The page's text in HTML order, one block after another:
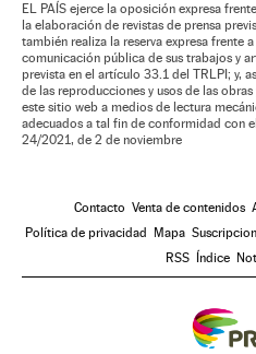
EL PAÍS ejerce la oposición expresa
la elaboración de revistas de prensa
también realiza la reserva expresa frente
comunicación pública de sus trabajos y
prevista en el artículo 33.1 del TRLPI; y,
de las reproducciones y usos de las
este sitio web a medios de lectura
adecuados a tal fin de conformidad con
24/2021, de 2 de noviembre
Contacto Venta de contenidos
Política de privacidad
Mapa
RSS
Índice